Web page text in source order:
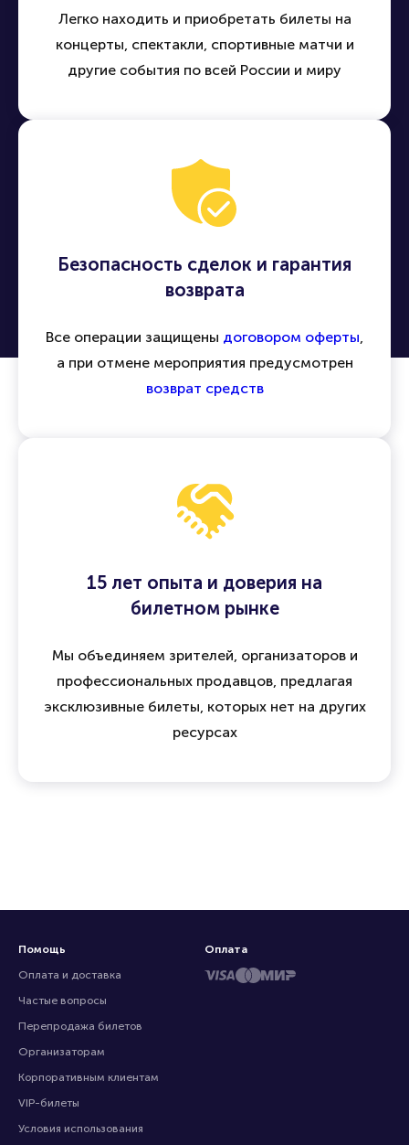
Легко находить и приобретать билеты на
концерты, спектакли, спортивные матчи и
другие события по всей России и миру
Безопасность сделок и гарантия
возврата
Все операции защищены договором оферты,
а при отмене мероприятия предусмотрен
возврат средств
15 лет опыта и доверия на
билетном рынке
Мы объединяем зрителей, организаторов и
профессиональных продавцов, предлагая
эксклюзивные билеты, которых нет на других
ресурсах
Помощь
Оплата и доставка
Частые вопросы
Перепродажа билетов
Организаторам
Корпоративным клиентам
VIP-билеты
Условия использования
Оплата